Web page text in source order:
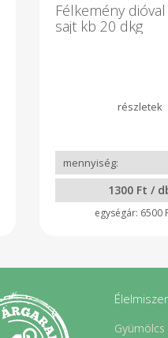
Félkemény
sajt kb 20 dkg
1300 Ft /
6500
Élelmiszer
Gyümölcs